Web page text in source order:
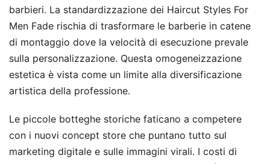
barbieri. La standardizzazione dei Haircut Styles For
Men Fade rischia di trasformare le barberie in catene
di montaggio dove la velocità di esecuzione prevale
sulla personalizzazione. Questa omogeneizzazione
estetica è vista come un limite alla diversificazione
artistica della professione.
Le piccole botteghe storiche faticano a competere
con i nuovi concept store che puntano tutto sul
marketing digitale e sulle immagini virali. I costi di